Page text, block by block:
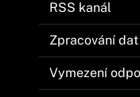
RSS kanál
Zpracování dat
Vymezení